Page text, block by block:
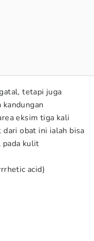
tetapi juga
eksim tiga kali
obat ini ialah bisa
pada kulit
acid)